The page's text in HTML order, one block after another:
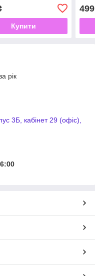
Купити
499
рік
3Б, кабінет 29 (офіс),